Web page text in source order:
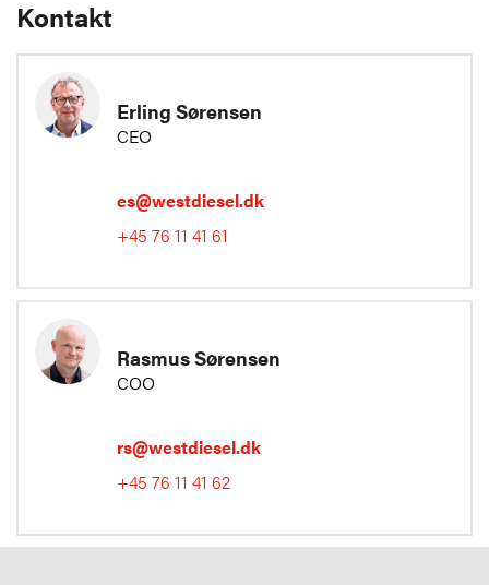
Kontakt
Erling Sørensen
CEO
es@westdiesel.dk
+45 76 11 41 61
Rasmus Sørensen
COO
rs@westdiesel.dk
+45 76 11 41 62